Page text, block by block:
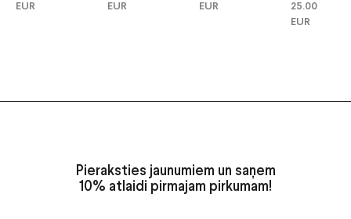
EUR
EUR
EUR
25.00
EUR
Pieraksties jaunumiem un saņem
10% atlaidi pirmajam pirkumam!